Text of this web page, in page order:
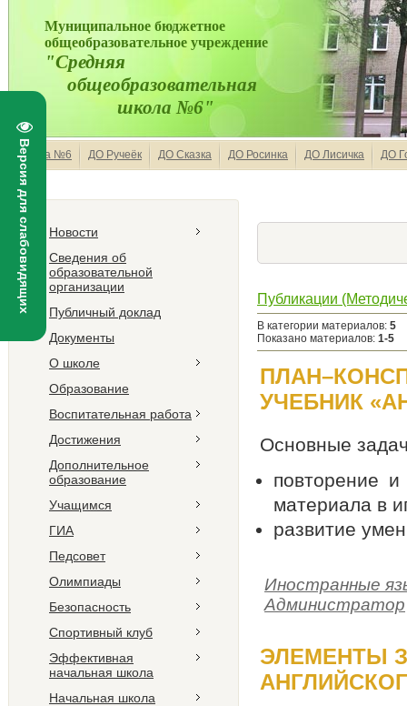
Версия для слабовидящих
Муниципальное бюджетное
общеобразовательное учреждение
"Средняя
общеобразовательная
школа №6"
Школа №6 ДО Ручеёк ДО Сказка ДО Росинка ДО Лисичка ДО
Новости
Сведения об
образовательной
организации
Публичный доклад
Документы
О школе
Образование
Воспитательная работа
Достижения
Дополнительное
образование
Учащимся
ГИА
Педсовет
Олимпиады
Безопасность
Спортивный клуб
Эффективная
начальная школа
Начальная школа
Публикации
В категории материалов: 5
Показано материалов: 1-5
УЧЕБНИК
Основные
повторение и
материала в
развитие
Иностранные
Администратор
ЭЛЕМЕНТЫ